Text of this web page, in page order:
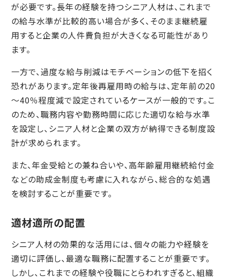
が必要です。長年の経験を持つシニア人材は、これまで
の給与水準が比較的高い場合が多く、そのまま継続雇
用すると企業の人件費負担が大きくなる可能性があり
ます。
一方で、過度な給与削減はモチベーションの低下を招く
恐れがあります。定年後再雇用時の給与は、定年前の20
～40％程度減で設定されているケースが一般的です。こ
のため、職務内容や勤務時間に応じた適切な給与水準
を設定し、シニア人材と企業の双方が納得できる制度設
計が求められます。
また、年金受給との兼ね合いや、高年齢雇用継続給付金
などの助成金制度も考慮に入れながら、総合的な処遇
を検討することが重要です。
適材適所の配置
シニア人材の効果的な活用には、個々の能力や経験を
適切に評価し、最適な職務に配置することが重要です。
しかし、これまでの経験や役職にとらわれすぎると、組織